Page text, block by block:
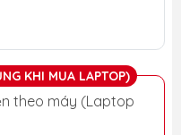
KHI MUA LAPTOP)
theo máy (Laptop